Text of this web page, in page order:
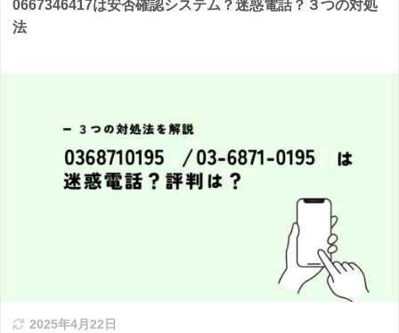
0667346417は安否確認システム？迷惑電話？３つの対処
法
2025年4月22日